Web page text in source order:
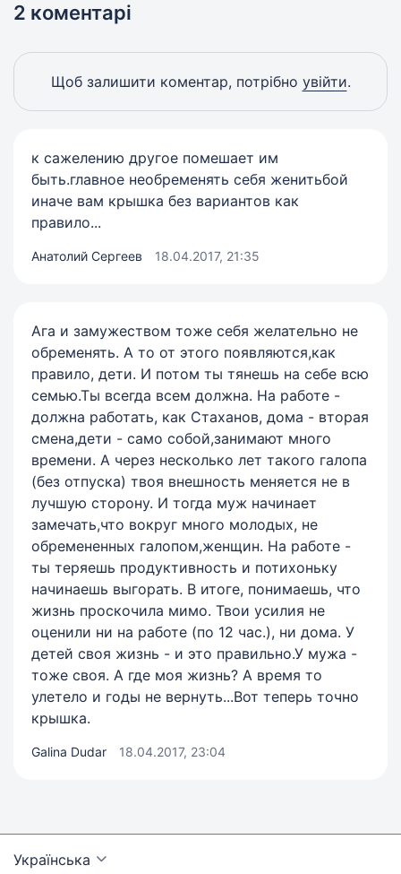
2 коментарі
Щоб залишити коментар, потрібно увійти.
к сажелению другое помешает им
быть.главное необременять себя женитьбой
иначе вам крышка без вариантов как
правило...
Анатолий Сергеев 18.04.2017, 21:35
Ага и замужеством тоже себя желательно не
обременять. А то от этого появляются,как
правило, дети. И потом ты тянешь на себе всю
семью.Ты всегда всем должна. На работе -
должна работать, как Стаханов, дома - вторая
смена,дети - само собой,занимают много
времени. А через несколько лет такого галопа
(без отпуска) твоя внешность меняется не в
лучшую сторону. И тогда муж начинает
замечать,что вокруг много молодых, не
обремененных галопом,женщин. На работе -
ты теряешь продуктивность и потихоньку
начинаешь выгорать. В итоге, понимаешь, что
жизнь проскочила мимо. Твои усилия не
оценили ни на работе (по 12 час.), ни дома. У
детей своя жизнь - и это правильно.У мужа -
тоже своя. А где моя жизнь? А время то
улетело и годы не вернуть...Вот теперь точно
крышка.
Galina Dudar 18.04.2017, 23:04
Українська